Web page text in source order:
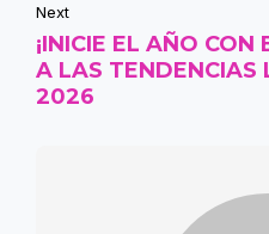
Next
¡INICIE EL AÑO
A LAS TENDENCIAS
2026